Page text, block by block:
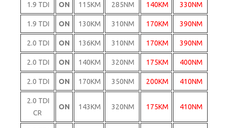
1.9 TDI ON 115KM 285NM 140KM 330NM
1.9 TDI ON 130KM 310NM 170KM 390NM
2.0 TDI ON 136KM 310NM 170KM 390NM
2.0 TDI ON 140KM 320NM 175KM 400NM
2.0 TDI ON 170KM 350NM 200KM 410NM
2.0 TDI
CR
ON 143KM 320NM 175KM 410NM